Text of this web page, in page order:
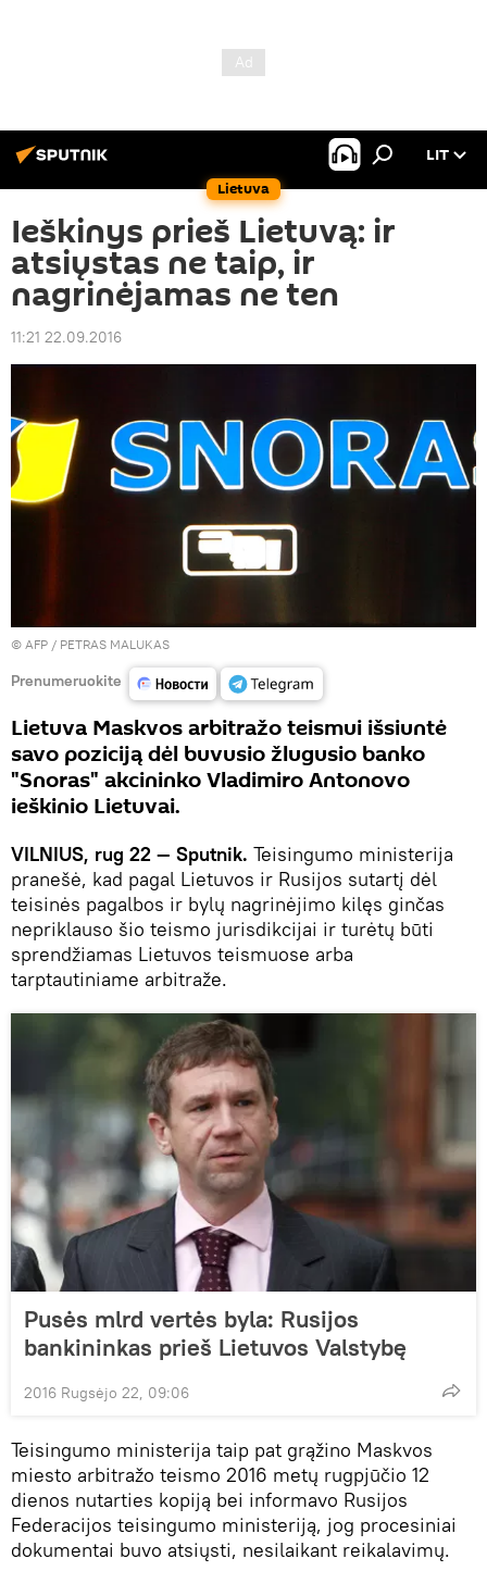
Lietuva
LIT
Ieškinys prieš Lietuvą: ir
atsiųstas ne taip, ir
nagrinėjamas ne ten
11:21 22.09.2016
© AFP / PETRAS MALUKAS
Prenumeruokite
Lietuva Maskvos arbitražo teismui išsiuntė
savo poziciją dėl buvusio žlugusio banko
"Snoras" akcininko Vladimiro Antonovo
ieškinio Lietuvai.
VILNIUS, rug 22 — Sputnik. Teisingumo ministerija
pranešė, kad pagal Lietuvos ir Rusijos sutartį dėl
teisinės pagalbos ir bylų nagrinėjimo kilęs ginčas
nepriklauso šio teismo jurisdikcijai ir turėtų būti
sprendžiamas Lietuvos teismuose arba
tarptautiniame arbitraže.
Pusės mlrd vertės byla: Rusijos
bankininkas prieš Lietuvos Valstybę
2016 Rugsėjo 22, 09:06
Teisingumo ministerija taip pat grąžino Maskvos
miesto arbitražo teismo 2016 metų rugpjūčio 12
dienos nutarties kopiją bei informavo Rusijos
Federacijos teisingumo ministeriją, jog procesiniai
dokumentai buvo atsiųsti, nesilaikant reikalavimų.